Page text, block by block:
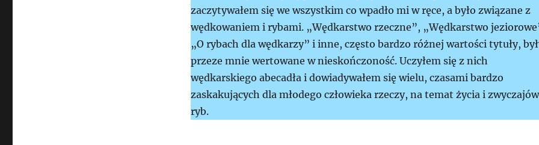
zaczytywałem się we wszystkim co wpadło mi w ręce, a było związane z
wędkowaniem i rybami. „Wędkarstwo rzeczne”, „Wędkarstwo
„O rybach dla wędkarzy” i inne, często bardzo różnej wartości tytuły,
przeze mnie wertowane w nieskończoność. Uczyłem się z nich
wędkarskiego abecadła i dowiadywałem się wielu, czasami bardzo
zaskakujących dla młodego człowieka rzeczy, na temat życia i zwyczajów
ryb.